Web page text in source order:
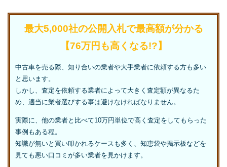
最大5,000社の公開入札で最高額が分かる
【76万円も高くなる!?】
中古車を売る際、知り合いの業者や大手業者に依頼する方も多い
と思います。
しかし、査定を依頼する業者によって大きく査定額が異なるた
め、適当に業者選びする事は避けなければなりません。
実際に、他の業者と比べて10万円単位で高く査定をしてもらった
事例もある程。
知識が無いと買い叩かれるケースも多く、知恵袋や掲示板などを
見ても悪い口コミが多い業者を見かけます。